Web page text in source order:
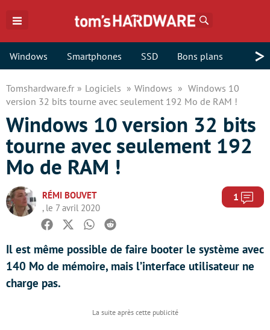
Windows Smartphones SSD Bons plans >
Tomshardware.fr Logiciels Windows
Windows 10
version 32 bits tourne avec seulement 192 Mo de RAM !
Windows 10 version 32 bits
tourne avec seulement 192
Mo de RAM !
RÉMI BOUVET
, le 7 avril 2020
1
Facebook
TwitterWhatsapp
Reddit
Il est même possible de faire booter le système avec
140 Mo de mémoire, mais l’interface utilisateur ne
charge pas.